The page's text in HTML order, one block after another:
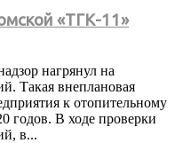
«ТГК-11»
нагрянул на
Такая внеплановая
к отопительному
годов. В ходе проверки
в...